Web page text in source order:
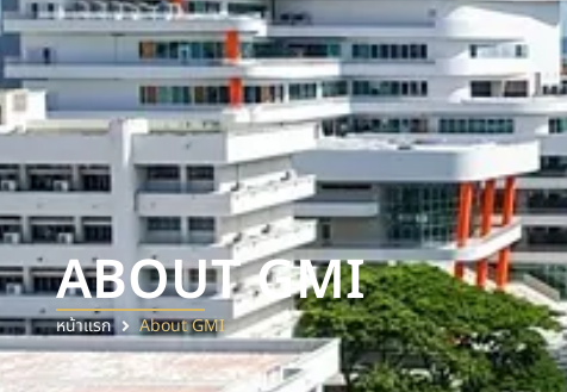
ABOUT GMI
หน้าแรก About GMI